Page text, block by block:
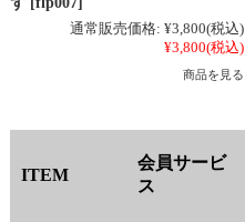
通常販売価格: ¥3,800(税込)
¥3,800(税込)
商品を見る
ITEM
会員サービ
ス